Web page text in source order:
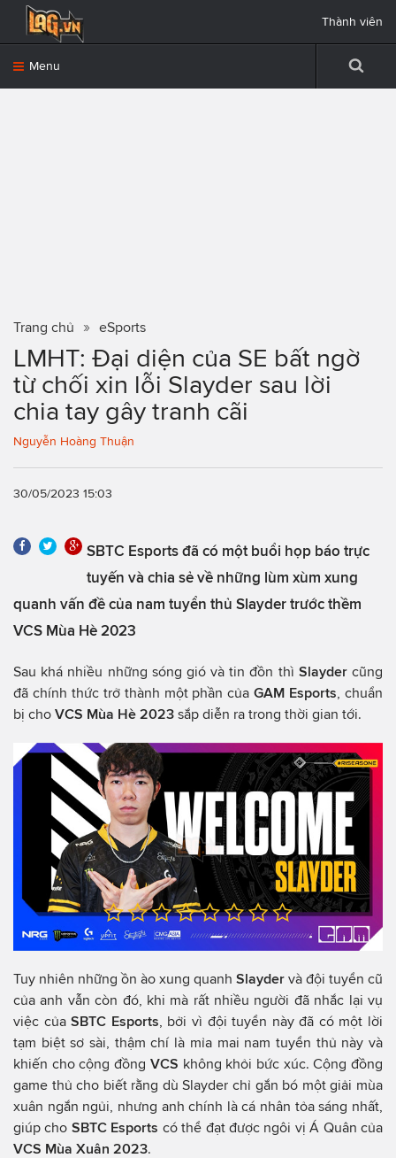
Menu
Thành viên
Trang chủ eSports
LMHT: Đại diện của SE bất ngờ
từ chối xin lỗi Slayder sau lời
chia tay gây tranh cãi
Nguyễn Hoàng Thuận
30/05/2023 15:03
SBTC Esports đã có một buổi họp báo trực
tuyến và chia sẻ về những lùm xùm xung
quanh vấn đề của nam tuyển thủ Slayder trước thềm
VCS Mùa Hè 2023
Sau khá nhiều những sóng gió và tin đồn thì Slaydercũng
đã chính thức trở thành một phần củaGAM Esports , chuẩn
bị cho VCS Mùa Hè 2023 sắp diễn ra trong thời gian tới.
Tuy nhiên những ồn ào xung quanh Slayder và đội tuyển cũ
của anh vẫn còn đó, khi mà rất nhiều người đã nhắc lại vụ
việc củaSBTC Esports , bởi vì đội tuyển này đã có một lời
tạm biệt sơ sài, thậm chí là mỉa mai nam tuyển thủ này và
khiến cho cộng đồng VCS không khỏi bức xúc. Cộng đồng
game thủ cho biết rằng dù Slayder chỉ gắn bó một giải mùa
xuân ngắn ngủi, nhưng anh chính là cá nhân tỏa sáng nhất,
giúp cho SBTC Esports có thể đạt được ngôi vị Á Quân của
VCS Mùa Xuân 2023.